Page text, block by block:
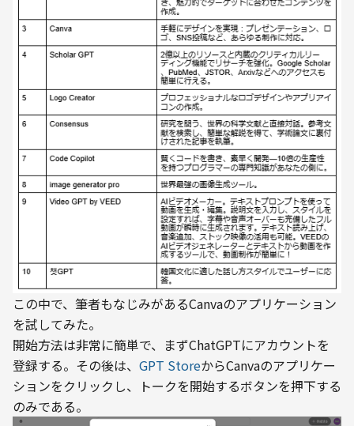
この中で、筆者もなじみがあるCanvaのアプリケーション
を試してみた。
開始方法は非常に簡単で、まずChatGPTにアカウントを
登録する。その後は、 GPT StoreからCanvaのアプリケー
ションをクリックし、トークを開始するボタンを押下する
のみである。